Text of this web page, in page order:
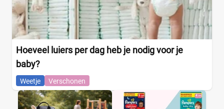
Hoeveel luiers per dag heb je nodig voor je
baby?
Weetje Verschonen